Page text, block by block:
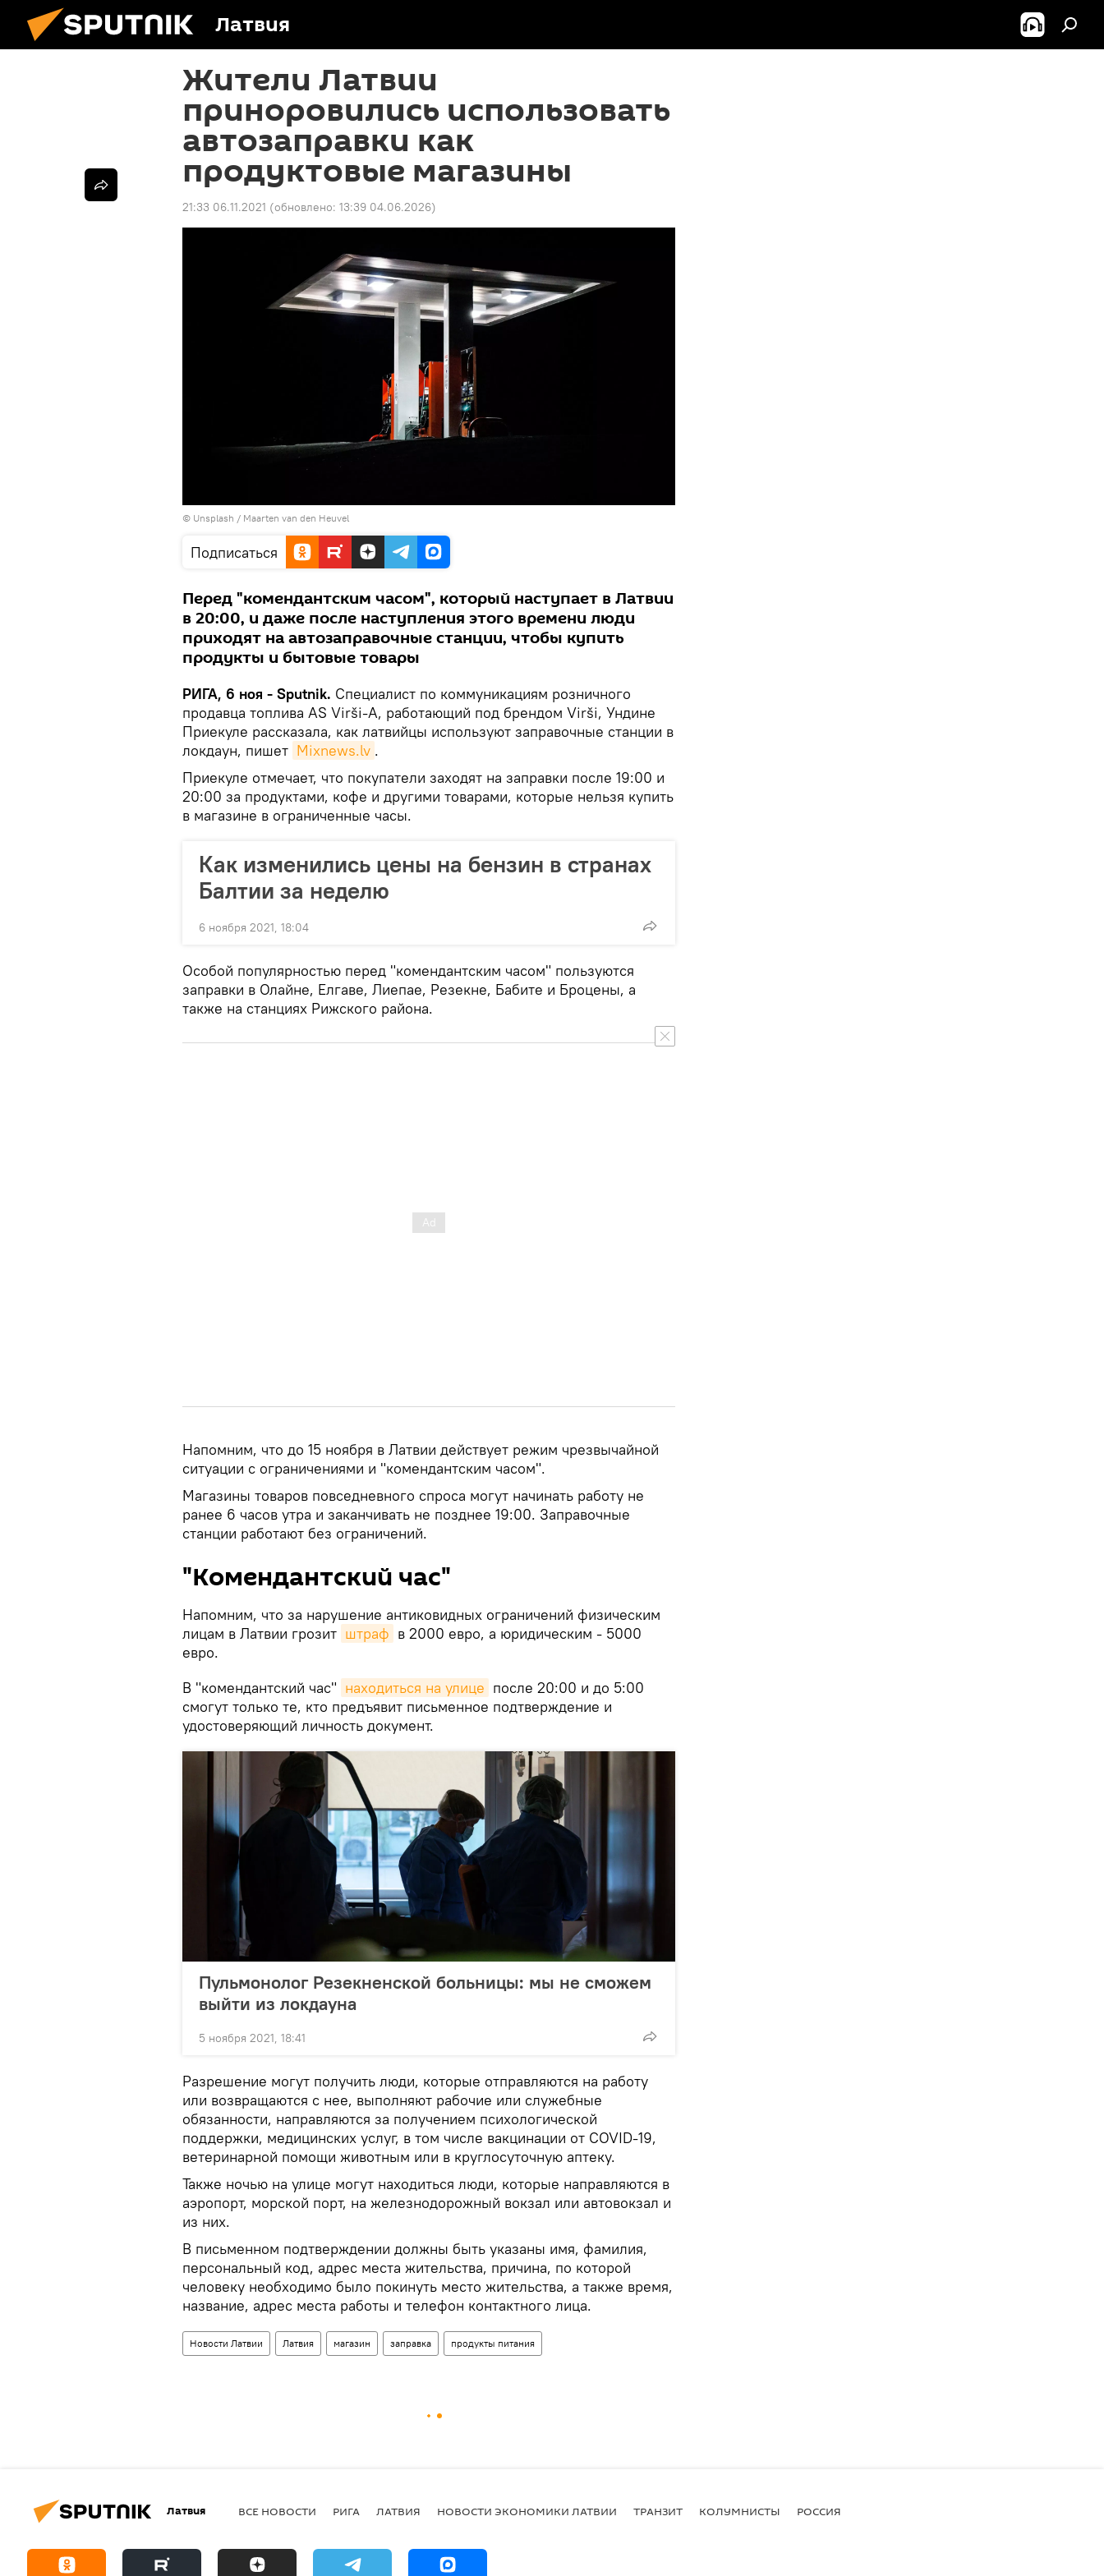
Латвия
Жители Латвии
приноровились использовать
автозаправки как
продуктовые магазины
21:33 06.11.2021 (обновлено: 13:39 04.06.2026)
© Unsplash / Maarten van den Heuvel
Подписаться
Перед "комендантским часом", который наступает в Латвии
в 20:00, и даже после наступления этого времени люди
приходят на автозаправочные станции, чтобы купить
продукты и бытовые товары
РИГА, 6 ноя - Sputnik. Специалист по коммуникациям розничного
продавца топлива AS Virši-A, работающий под брендом Virši, Ундине
Приекуле рассказала, как латвийцы используют заправочные станции в
локдаун, пишет Mixnews.lv .
Приекуле отмечает, что покупатели заходят на заправки после 19:00 и
20:00 за продуктами, кофе и другими товарами, которые нельзя купить
в магазине в ограниченные часы.
Как изменились цены на бензин в странах
Балтии за неделю
6 ноября 2021, 18:04
Особой популярностью перед "комендантским часом" пользуются
заправки в Олайне, Елгаве, Лиепае, Резекне, Бабите и Броцены, а
также на станциях Рижского района.
Напомним, что до 15 ноября в Латвии действует режим чрезвычайной
ситуации с ограничениями и "комендантским часом".
Магазины товаров повседневного спроса могут начинать работу не
ранее 6 часов утра и заканчивать не позднее 19:00. Заправочные
станции работают без ограничений.
"Комендантский час"
Напомним, что за нарушение антиковидных ограничений физическим
лицам в Латвии грозит штраф в 2000 евро, а юридическим - 5000
евро.
В "комендантский час" находиться на улице после 20:00 и до 5:00
смогут только те, кто предъявит письменное подтверждение и
удостоверяющий личность документ.
Пульмонолог Резекненской больницы: мы не сможем
выйти из локдауна
5 ноября 2021, 18:41
Разрешение могут получить люди, которые отправляются на работу
или возвращаются с нее, выполняют рабочие или служебные
обязанности, направляются за получением психологической
поддержки, медицинских услуг, в том числе вакцинации от COVID-19,
ветеринарной помощи животным или в круглосуточную аптеку.
Также ночью на улице могут находиться люди, которые направляются в
аэропорт, морской порт, на железнодорожный вокзал или автовокзал и
из них.
В письменном подтверждении должны быть указаны имя, фамилия,
персональный код, адрес места жительства, причина, по которой
человеку необходимо было покинуть место жительства, а также время,
название, адрес места работы и телефон контактного лица.
Новости Латвии Латвия магазин заправка продукты питания
Латвия ВСЕ НОВОСТИ РИГА ЛАТВИЯ НОВОСТИ ЭКОНОМИКИ ЛАТВИИ ТРАНЗИТ КОЛУМНИСТЫ РОССИЯ